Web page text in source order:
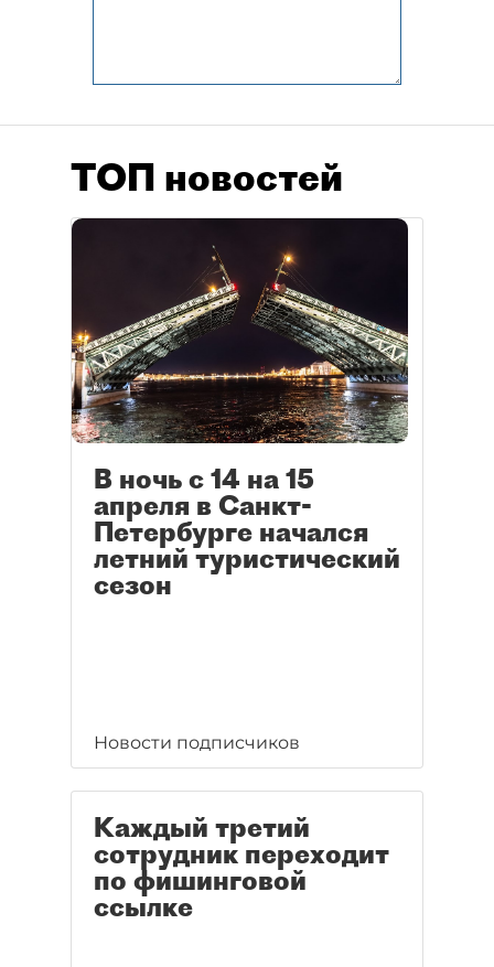
ТОП новостей
В ночь с 14 на 15
апреля в Санкт-
Петербурге начался
летний туристический
сезон
Новости подписчиков
Каждый третий
сотрудник переходит
по фишинговой
ссылке